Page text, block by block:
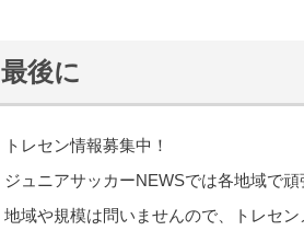
最後に
トレセン情報募集中！
ジュニアサッカーNEWSでは各地域で
地域や規模は問いませんので、トレセ